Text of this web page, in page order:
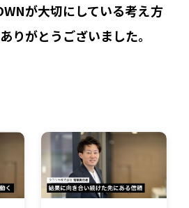
が大切にしている考え方
りがとうございました。